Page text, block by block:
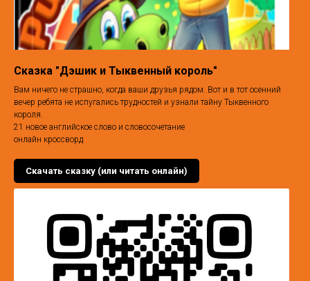
Сказка "Дэшик и Тыквенный король"
Вам ничего не страшно, когда ваши друзья рядом. Вот и в тот осенний
вечер ребята не испугались трудностей и узнали тайну Тыквенного
короля.
21 новое английское слово и словосочетание
онлайн кроссворд
Скачать сказку (или читать онлайн)